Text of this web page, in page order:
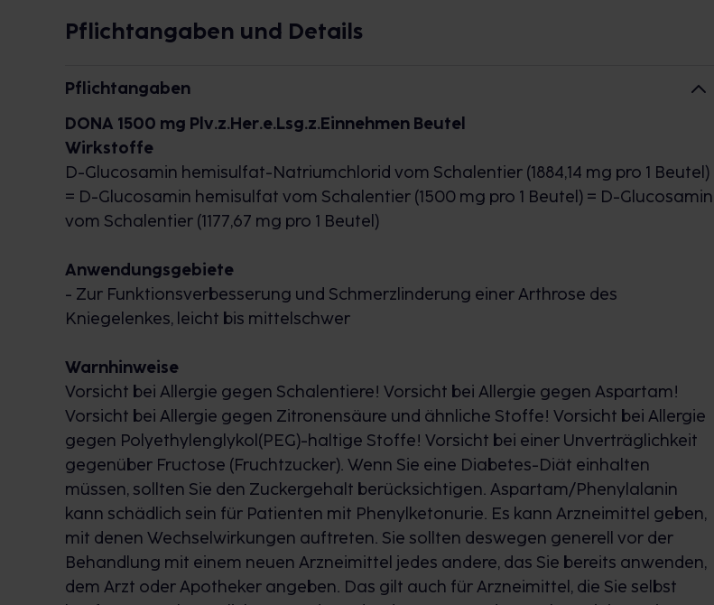
Pflichtangaben und Details
Pflichtangaben
DONA 1500 mg Plv.z.Her.e.Lsg.z.Einnehmen Beutel
Wirkstoffe
D-Glucosamin hemisulfat-Natriumchlorid vom Schalentier (1884,14 mg pro 1 Beutel)
= D-Glucosamin hemisulfat vom Schalentier (1500 mg pro 1 Beutel) = D-Glucosamin
vom Schalentier (1177,67 mg pro 1 Beutel)
Anwendungsgebiete
- Zur Funktionsverbesserung und Schmerzlinderung einer Arthrose des
Kniegelenkes, leicht bis mittelschwer
Warnhinweise
Vorsicht bei Allergie gegen Schalentiere! Vorsicht bei Allergie gegen Aspartam!
Vorsicht bei Allergie gegen Zitronensäure und ähnliche Stoffe! Vorsicht bei Allergie
gegen Polyethylenglykol(PEG)-haltige Stoffe! Vorsicht bei einer Unverträglichkeit
gegenüber Fructose (Fruchtzucker). Wenn Sie eine Diabetes-Diät einhalten
müssen, sollten Sie den Zuckergehalt berücksichtigen. Aspartam/Phenylalanin
kann schädlich sein für Patienten mit Phenylketonurie. Es kann Arzneimittel geben,
mit denen Wechselwirkungen auftreten. Sie sollten deswegen generell vor der
Behandlung mit einem neuen Arzneimittel jedes andere, das Sie bereits anwenden,
dem Arzt oder Apotheker angeben. Das gilt auch für Arzneimittel, die Sie selbst